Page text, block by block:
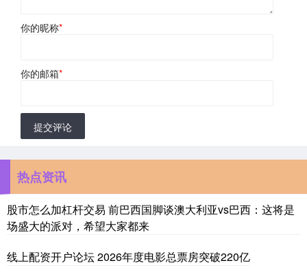
你的昵称*
你的邮箱*
提交评论
热点资讯
股市怎么加杠杆交易 前巴西国脚谈澳大利亚vs巴西：这将是
场盛大的派对，希望大家都来
线上配资开户论坛 2026年度电影总票房突破220亿